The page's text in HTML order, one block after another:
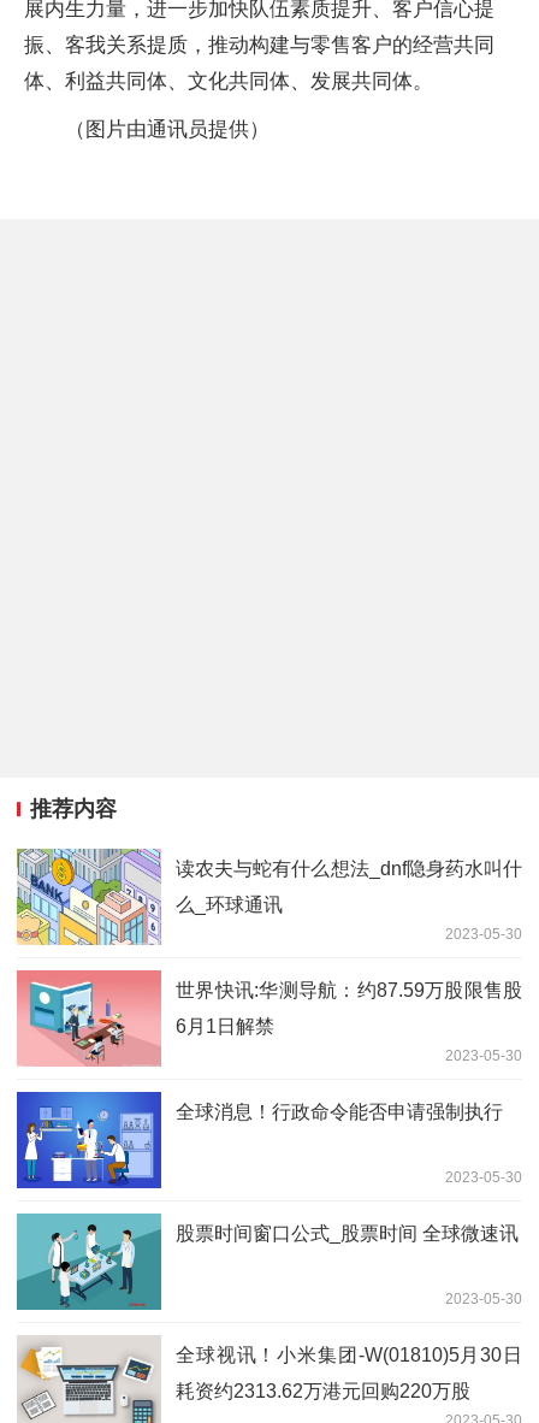
展内生力量，进一步加快队伍素质提升、客户信心提
振、客我关系提质，推动构建与零售客户的经营共同
体、利益共同体、文化共同体、发展共同体。
（图片由通讯员提供）
推荐内容
读农夫与蛇有什么想法_dnf隐身药水叫什
么_环球通讯
2023-05-30
世界快讯:华测导航：约87.59万股限售股
6月1日解禁
2023-05-30
全球消息！行政命令能否申请强制执行
2023-05-30
股票时间窗口公式_股票时间 全球微速讯
2023-05-30
全球视讯！小米集团-W(01810)5月30日
耗资约2313.62万港元回购220万股